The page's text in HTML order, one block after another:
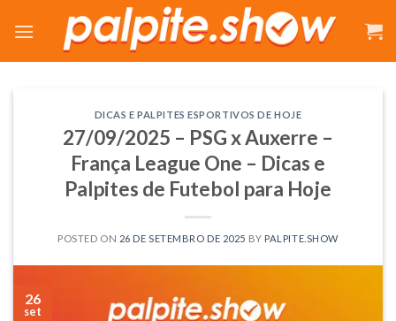
DICAS E PALPITES ESPORTIVOS DE HOJE
27/09/2025 – PSG x Auxerre –
França League One – Dicas e
Palpites de Futebol para Hoje
POSTED ON 26 DE SETEMBRO DE 2025 BY PALPITE.SHOW
26
set